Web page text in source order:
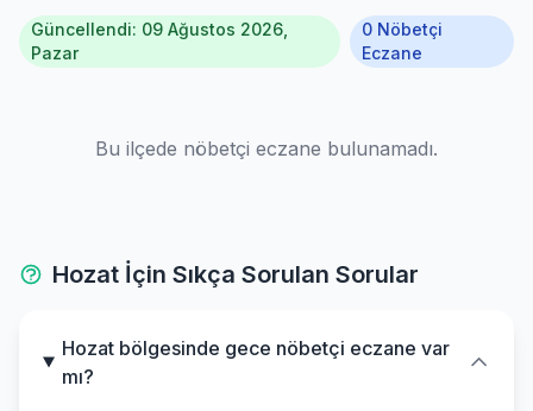
Güncellendi: 09 Ağustos 2026,
Pazar
0 Nöbetçi
Eczane
Bu ilçede nöbetçi eczane bulunamadı.
Hozat İçin Sıkça Sorulan Sorular
Hozat bölgesinde gece nöbetçi eczane var
mı?